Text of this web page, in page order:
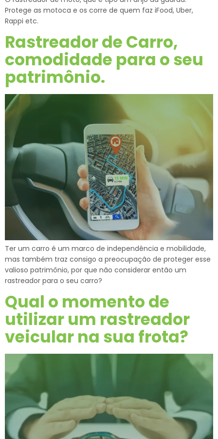
Protege as motoca e os corre de quem faz iFood, Uber,
Rappi etc.
Rastreador de Carro,
comodidade para o seu
patrimônio.
Ter um carro é um marco de independência e mobilidade,
mas também traz consigo a preocupação de proteger esse
valioso patrimônio, por que não considerar então um
rastreador para o seu carro?
Qual o momento de
utilizar um rastreador
veicular na sua frota?